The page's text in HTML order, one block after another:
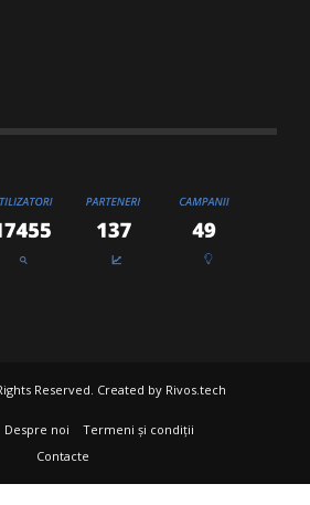
Reserved. Created by Rivos.tech
Despre noi
Termeni și condiții
Contacte